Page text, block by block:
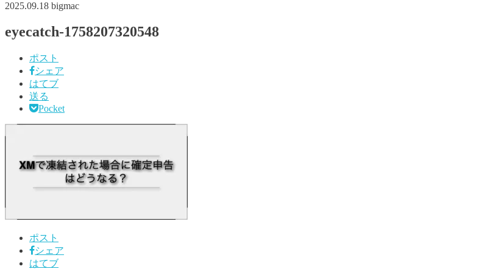
2025.09.18 bigmac
eyecatch-1758207320548
ポスト
シェア
はてブ
送る
Pocket
ポスト
シェア
はてブ